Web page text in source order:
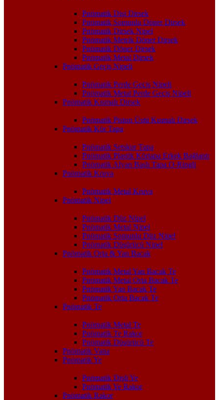
Pnömatik Dişi Dirsek
Pnömatik Somunlu Döner Dirsek
Pnömatik Dirsek Nipel
Pnömatik Metrik Döner Dirsek
Pnömatik Döner Dirsek
Pnömatik Metal Dirsek
Pnömatik Geçiş Nipeli
Pnömatik Perde Geçiş Nipeli
Pnömatik Metal Perde Geçiş Nipeli
Pnömatik Kısmalı Dirsek
Pnömatik Piston Üstü Kısmalı Dirsek
Pnömatik Kör Tapa
Pnömatik Setskur Tapa
Pnömatik Plastik Körtapa Erkek Bağlantı
Pnömatik Alyan Başlı Tapa O-Ringli
Pnömatik Kruva
Pnömatik Metal Kruva
Pnömatik Nipel
Pnömatik Düz Nipel
Pnömatik Metal Nipel
Pnömatik Somunlu Düz Nipel
Pnömatik Düşürücü Nipel
Pnömatik Orta & Yan Bacak
Pnömatik Metal Yan Bacak Te
Pnömatik Metal Orta Bacak Te
Pnömatik Yan Bacak Te
Pnömatik Orta Bacak Te
Pnömatik Te
Pnömatik Metal Te
Pnömatik Te Rakor
Pnömatik Düşürücü Te
Pnömatik Vana
Pnömatik Ye
Pnömatik Dişli Ye
Pnömatik Ye Rakor
Pnömatik Rakor